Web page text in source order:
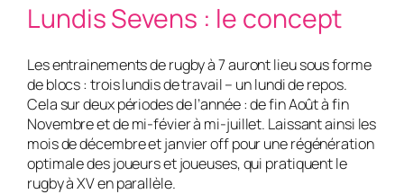
Lundis Sevens : le concept
Les entrainements de rugby à 7 auront lieu sous forme
de blocs : trois lundis de travail – un lundi de repos.
Cela sur deux périodes de l’année : de fin Août à fin
Novembre et de mi-févier à mi-juillet. Laissant ainsi les
mois de décembre et janvier off pour une régénération
optimale des joueurs et joueuses, qui pratiquent le
rugby à XV en parallèle.